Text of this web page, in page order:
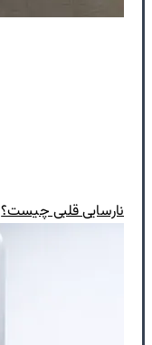
نارسایی قلبی چیست؟